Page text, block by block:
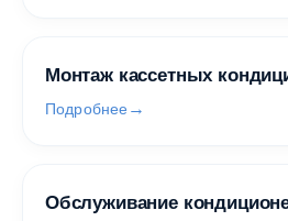
Монтаж кассетных
Подробнее
Обслуживание